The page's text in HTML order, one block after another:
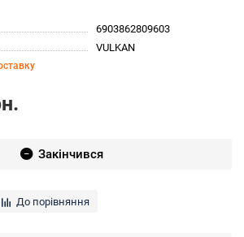
6903862809603
VULKAN
Закінчився
До порівняння